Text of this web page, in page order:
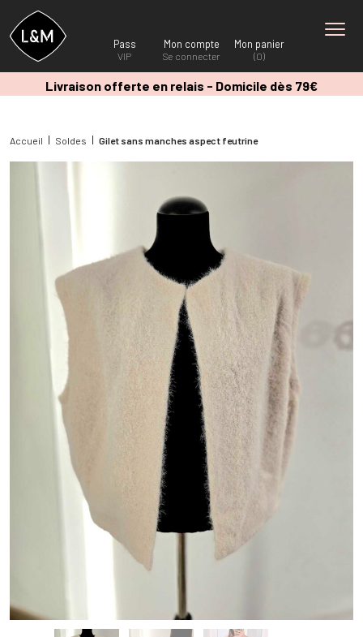
Pass
VIP
Mon compte
Se connecter
Mon panier
(0)
Livraison offerte en relais - Domicile dès 79€
Accueil Soldes Gilet sans manches aspect feutrine